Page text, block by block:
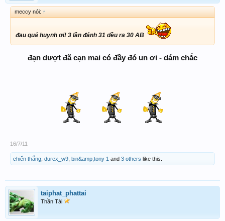
meccy nói: ↑
đau quá huynh ơi! 3 lần đánh 31 dều ra 30 AB
đạn dượt đã cạn mai có đầy đó un ơi - dám chắc
16/7/11
chiến thắng durex_w9 bin&amp;tony 1 and 3 others like this.
taiphat_phattai
Thần Tài